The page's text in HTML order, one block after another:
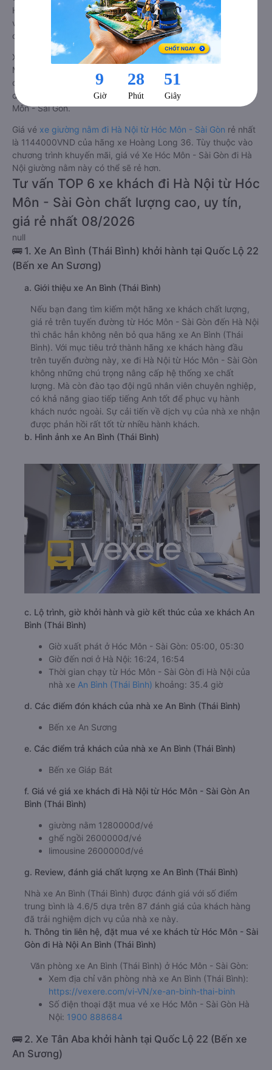
Hóc Môn - Sài Gòn Hà Nội luôn chú trọng đến chất lượng dịch
vụ, không ngừng cải thiện để mang đến trải nghiệm hoàn hảo
cho hành khách.
Xe Hóc Môn - Sài Gòn Hà Nội giường nằm tốt nhất: Xe từ Hóc
Môn - Sài Gòn đi Hà Nội giường nằm được đánh giá chung
chất lượng Trung bình với điểm đánh giá trung bình từ 3.0/5
dựa trên 567 phản hồi của hành khách Xe về Hà Nội từ Hóc
Môn - Sài Gòn.
Giá vé xe giường nằm đi Hà Nội từ Hóc Môn - Sài Gòn rẻ nhất
là 1144000VND của hãng xe Hoàng Long 36. Tùy thuộc vào
chương trình khuyến mãi, giá vé Xe Hóc Môn - Sài Gòn đi Hà
Nội giường nằm này có thể sẽ rẻ hơn.
Tư vấn TOP 6 xe khách đi Hà Nội từ Hóc
Môn - Sài Gòn chất lượng cao, uy tín,
giá rẻ nhất 08/2026
null
🚌 1. Xe An Bình (Thái Bình) khởi hành tại Quốc Lộ 22
(Bến xe An Sương)
a. Giới thiệu xe An Bình (Thái Bình)
Nếu bạn đang tìm kiếm một hãng xe khách chất lượng,
giá rẻ trên tuyến đường từ Hóc Môn - Sài Gòn đến Hà Nội
thì chắc hẳn không nên bỏ qua hãng xe An Bình (Thái
Bình). Với mục tiêu trở thành hãng xe khách hàng đầu
trên tuyến đường này, xe đi Hà Nội từ Hóc Môn - Sài Gòn
không những chú trọng nâng cấp hệ thống xe chất
lượng. Mà còn đào tạo đội ngũ nhân viên chuyên nghiệp,
có khả năng giao tiếp tiếng Anh tốt để phục vụ hành
khách nước ngoài. Sự cải tiến về dịch vụ của nhà xe nhận
được phản hồi rất tốt từ nhiều hành khách.
b. Hình ảnh xe An Bình (Thái Bình)
c. Lộ trình, giờ khởi hành và giờ kết thúc của xe khách An
Bình (Thái Bình)
Giờ xuất phát ở Hóc Môn - Sài Gòn: 05:00, 05:30
Giờ đến nơi ở Hà Nội: 16:24, 16:54
Thời gian chạy từ Hóc Môn - Sài Gòn đi Hà Nội của
nhà xe An Bình (Thái Bình) khoảng: 35.4 giờ
d. Các điểm đón khách của nhà xe An Bình (Thái Bình)
Bến xe An Sương
e. Các điểm trả khách của nhà xe An Bình (Thái Bình)
Bến xe Giáp Bát
f. Giá vé giá xe khách đi Hà Nội từ Hóc Môn - Sài Gòn An
Bình (Thái Bình)
giường nằm 1280000đ/vé
ghế ngồi 2600000đ/vé
limousine 2600000đ/vé
g. Review, đánh giá chất lượng xe An Bình (Thái Bình)
Nhà xe An Bình (Thái Bình) được đánh giá với số điểm
trung bình là 4.6/5 dựa trên 87 đánh giá của khách hàng
đã trải nghiệm dịch vụ của nhà xe này.
h. Thông tin liên hệ, đặt mua vé xe khách từ Hóc Môn - Sài
Gòn đi Hà Nội An Bình (Thái Bình)
Văn phòng xe An Bình (Thái Bình) ở Hóc Môn - Sài Gòn:
Xem địa chỉ văn phòng nhà xe An Bình (Thái Bình):
https://vexere.com/vi-VN/xe-an-binh-thai-binh
Số điện thoại đặt mua vé xe Hóc Môn - Sài Gòn Hà
Nội: 1900 888684
🚌 2. Xe Tân Aba khởi hành tại Quốc Lộ 22 (Bến xe
An Sương)